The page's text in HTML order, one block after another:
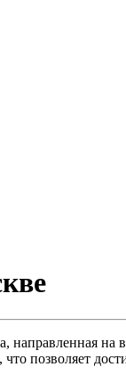
на
что позволяет